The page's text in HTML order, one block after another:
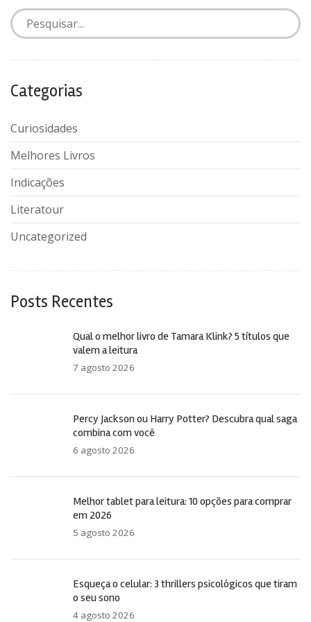
Categorias
Curiosidades
Melhores Livros
Indicações
Literatour
Uncategorized
Posts Recentes
Qual o melhor livro de Tamara Klink? 5 títulos que
valem a leitura
7 agosto 2026
Percy Jackson ou Harry Potter? Descubra qual saga
combina com você
6 agosto 2026
Melhor tablet para leitura: 10 opções para comprar
em 2026
5 agosto 2026
Esqueça o celular: 3 thrillers psicológicos que tiram
o seu sono
4 agosto 2026